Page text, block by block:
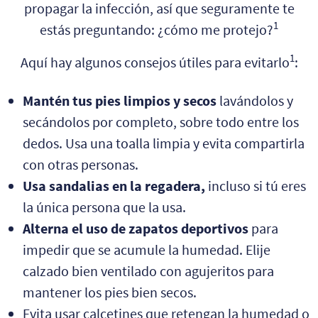
propagar la infección, así que seguramente te
estás preguntando: ¿cómo me protejo?1
Aquí hay algunos consejos útiles para evitarlo1:
Mantén tus pies limpios y secoslavándolos y
secándolos por completo, sobre todo entre los
dedos. Usa una toalla limpia y evita compartirla
con otras personas.
Usa sandalias en la regadera, incluso si tú eres
la única persona que la usa.
Alterna el uso de zapatos deportivospara
impedir que se acumule la humedad. Elije
calzado bien ventilado con agujeritos para
mantener los pies bien secos.
Evita usar calcetines que retengan la humedad o